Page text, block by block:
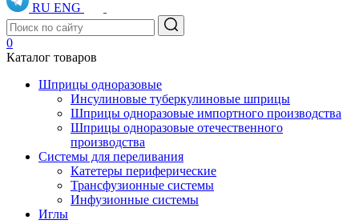
RU ENG
0
Каталог товаров
Шприцы одноразовые
Инсулиновые туберкулиновые шприцы
Шприцы одноразовые импортного производства
Шприцы одноразовые отечественного
производства
Системы для переливания
Катетеры периферические
Трансфузионные системы
Инфузионные системы
Иглы